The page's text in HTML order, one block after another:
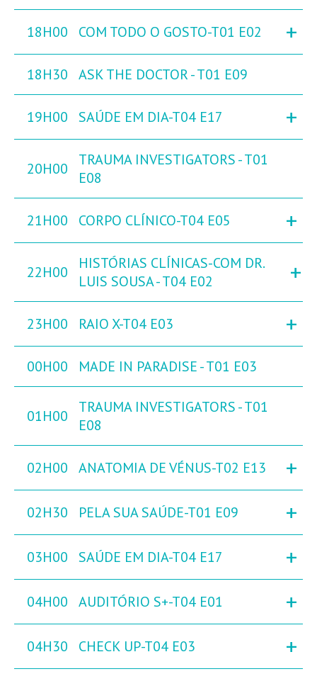
18H00 COM TODO O GOSTO-T01 E02 +
18H30 ASK THE DOCTOR - T01 E09
19H00 SAÚDE EM DIA-T04 E17 +
20H00
TRAUMA INVESTIGATORS - T01
E08
21H00 CORPO CLÍNICO-T04 E05 +
22H00
HISTÓRIAS CLÍNICAS-COM DR.
LUIS SOUSA - T04 E02
+
23H00 RAIO X-T04 E03 +
00H00 MADE IN PARADISE - T01 E03
01H00
TRAUMA INVESTIGATORS - T01
E08
02H00 ANATOMIA DE VÉNUS-T02 E13 +
02H30 PELA SUA SAÚDE-T01 E09 +
03H00 SAÚDE EM DIA-T04 E17 +
04H00 AUDITÓRIO S+-T04 E01 +
04H30 CHECK UP-T04 E03 +